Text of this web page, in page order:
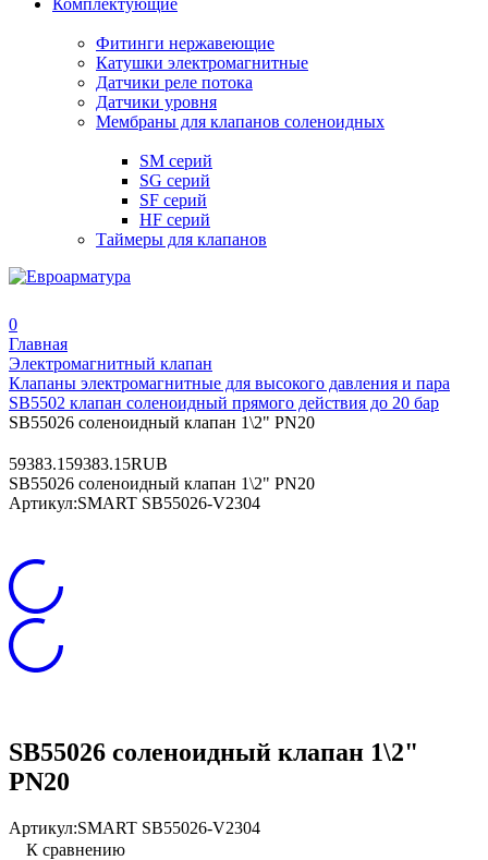
Комплектующие
Фитинги нержавеющие
Катушки электромагнитные
Датчики реле потока
Датчики уровня
Мембраны для клапанов соленоидных
SM серий
SG серий
SF серий
HF серий
Таймеры для клапанов
0
Главная
Электромагнитный клапан
Клапаны электромагнитные для высокого давления и пара
SB5502 клапан соленоидный прямого действия до 20 бар
SB55026 соленоидный клапан 1\2" PN20
59383.159383.15RUB
SB55026 соленоидный клапан 1\2" PN20
Артикул:SMART SB55026-V2304
SB55026 соленоидный клапан 1\2"
PN20
Артикул:SMART SB55026-V2304
К сравнению